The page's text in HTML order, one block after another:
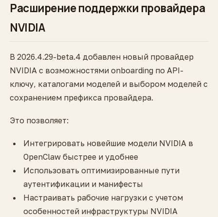
Расширение поддержки провайдера
NVIDIA
В 2026.4.29-beta.4 добавлен новый провайдер
NVIDIA с возможностями onboarding по API-
ключу, каталогами моделей и выбором моделей с
сохранением префикса провайдера.
Это позволяет:
Интегрировать новейшие модели NVIDIA в
OpenClaw быстрее и удобнее
Использовать оптимизированные пути
аутентификации и манифесты
Настраивать рабочие нагрузки с учетом
особенностей инфраструктуры NVIDIA